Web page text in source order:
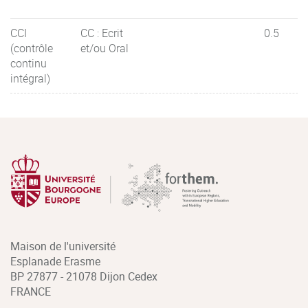
CCI
(contrôle
continu
intégral)
CC : Ecrit
et/ou Oral
0.5
Maison de l'université
Esplanade Erasme
BP 27877 - 21078 Dijon Cedex
FRANCE